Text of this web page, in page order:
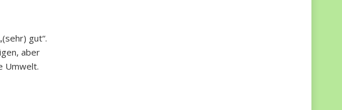
gut“.
aber
Umwelt.